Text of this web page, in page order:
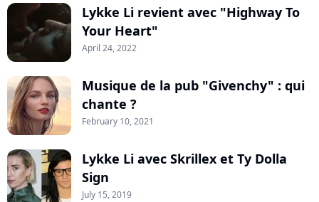
Lykke Li revient avec "Highway To
Your Heart"
April 24, 2022
Musique de la pub "Givenchy" : qui
chante ?
February 10, 2021
Lykke Li avec Skrillex et Ty Dolla
Sign
July 15, 2019